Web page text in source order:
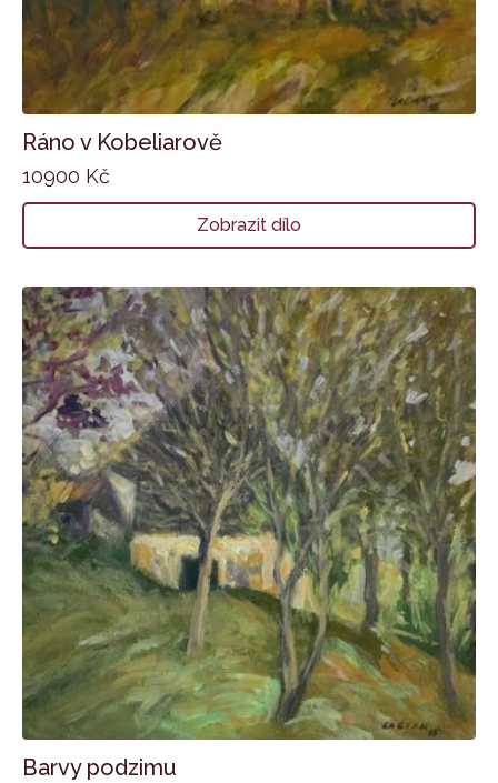
Ráno v Kobeliarově
10900 Kč
Zobrazit dílo
Barvy podzimu